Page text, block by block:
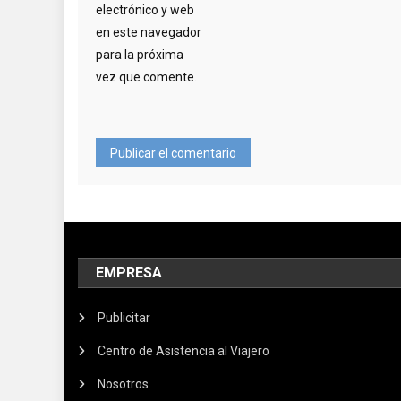
electrónico y web
en este navegador
para la próxima
vez que comente.
EMPRESA
Publicitar
Centro de Asistencia al Viajero
Nosotros